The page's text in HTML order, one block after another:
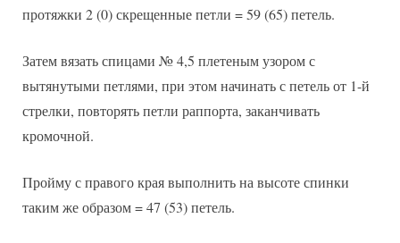
протяжки 2 (0) скрещенные петли = 59 (65) петель.
Затем вязать спицами № 4,5 плетеным узором с
вытянутыми петлями, при этом начинать с петель от 1-й
стрелки, повторять петли раппорта, заканчивать
кромочной.
Пройму с правого края выполнить на высоте спинки
таким же образом = 47 (53) петель.